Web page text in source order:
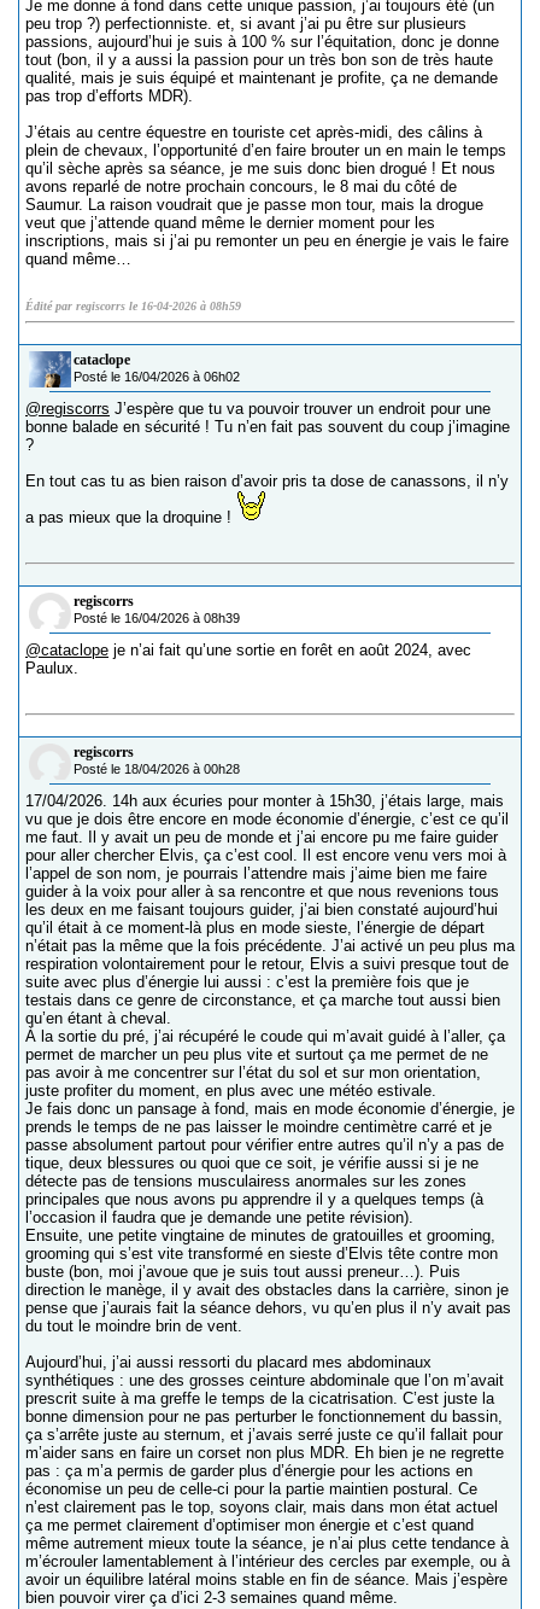
Je me donne à fond dans cette unique passion, j’ai toujours été (un
peu trop ?) perfectionniste. et, si avant j’ai pu être sur plusieurs
passions, aujourd’hui je suis à 100 % sur l’équitation, donc je donne
tout (bon, il y a aussi la passion pour un très bon son de très haute
qualité, mais je suis équipé et maintenant je profite, ça ne demande
pas trop d’efforts MDR).
J’étais au centre équestre en touriste cet après-midi, des câlins à
plein de chevaux, l’opportunité d’en faire brouter un en main le temps
qu’il sèche après sa séance, je me suis donc bien drogué ! Et nous
avons reparlé de notre prochain concours, le 8 mai du côté de
Saumur. La raison voudrait que je passe mon tour, mais la drogue
veut que j’attende quand même le dernier moment pour les
inscriptions, mais si j’ai pu remonter un peu en énergie je vais le faire
quand même…
Édité par regiscorrs le 16-04-2026 à 08h59
cataclope
Posté le 16/04/2026 à 06h02
@regiscorrs J’espère que tu va pouvoir trouver un endroit pour une
bonne balade en sécurité ! Tu n’en fait pas souvent du coup j’imagine
?
En tout cas tu as bien raison d’avoir pris ta dose de canassons, il n’y
a pas mieux que la droquine !
regiscorrs
Posté le 16/04/2026 à 08h39
@cataclope je n’ai fait qu’une sortie en forêt en août 2024, avec
Paulux.
regiscorrs
Posté le 18/04/2026 à 00h28
17/04/2026. 14h aux écuries pour monter à 15h30, j’étais large, mais
vu que je dois être encore en mode économie d’énergie, c’est ce qu’il
me faut. Il y avait un peu de monde et j’ai encore pu me faire guider
pour aller chercher Elvis, ça c’est cool. Il est encore venu vers moi à
l’appel de son nom, je pourrais l’attendre mais j’aime bien me faire
guider à la voix pour aller à sa rencontre et que nous revenions tous
les deux en me faisant toujours guider, j’ai bien constaté aujourd’hui
qu’il était à ce moment-là plus en mode sieste, l’énergie de départ
n’était pas la même que la fois précédente. J’ai activé un peu plus ma
respiration volontairement pour le retour, Elvis a suivi presque tout de
suite avec plus d’énergie lui aussi : c’est la première fois que je
testais dans ce genre de circonstance, et ça marche tout aussi bien
qu’en étant à cheval.
À la sortie du pré, j’ai récupéré le coude qui m’avait guidé à l’aller, ça
permet de marcher un peu plus vite et surtout ça me permet de ne
pas avoir à me concentrer sur l’état du sol et sur mon orientation,
juste profiter du moment, en plus avec une météo estivale.
Je fais donc un pansage à fond, mais en mode économie d’énergie, je
prends le temps de ne pas laisser le moindre centimètre carré et je
passe absolument partout pour vérifier entre autres qu’il n’y a pas de
tique, deux blessures ou quoi que ce soit, je vérifie aussi si je ne
détecte pas de tensions musculairess anormales sur les zones
principales que nous avons pu apprendre il y a quelques temps (à
l’occasion il faudra que je demande une petite révision).
Ensuite, une petite vingtaine de minutes de gratouilles et grooming,
grooming qui s’est vite transformé en sieste d’Elvis tête contre mon
buste (bon, moi j’avoue que je suis tout aussi preneur…). Puis
direction le manège, il y avait des obstacles dans la carrière, sinon je
pense que j’aurais fait la séance dehors, vu qu’en plus il n’y avait pas
du tout le moindre brin de vent.
Aujourd’hui, j’ai aussi ressorti du placard mes abdominaux
synthétiques : une des grosses ceinture abdominale que l’on m’avait
prescrit suite à ma greffe le temps de la cicatrisation. C’est juste la
bonne dimension pour ne pas perturber le fonctionnement du bassin,
ça s’arrête juste au sternum, et j’avais serré juste ce qu’il fallait pour
m’aider sans en faire un corset non plus MDR. Eh bien je ne regrette
pas : ça m’a permis de garder plus d’énergie pour les actions en
économise un peu de celle-ci pour la partie maintien postural. Ce
n’est clairement pas le top, soyons clair, mais dans mon état actuel
ça me permet clairement d’optimiser mon énergie et c’est quand
même autrement mieux toute la séance, je n’ai plus cette tendance à
m’écrouler lamentablement à l’intérieur des cercles par exemple, ou à
avoir un équilibre latéral moins stable en fin de séance. Mais j’espère
bien pouvoir virer ça d’ici 2-3 semaines quand même.